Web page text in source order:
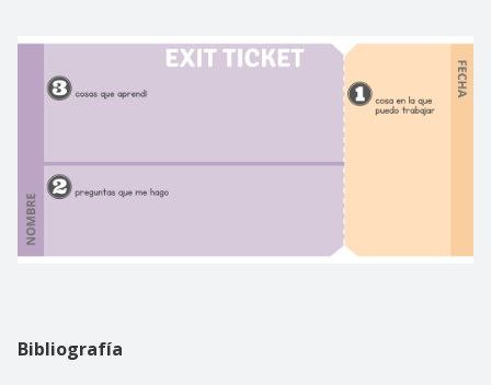
Bibliografía